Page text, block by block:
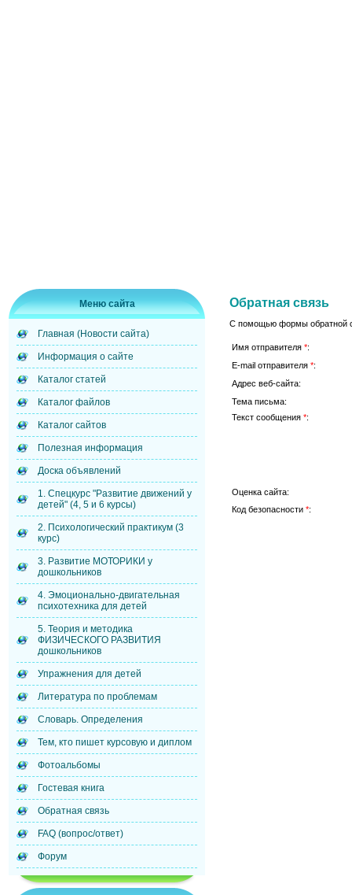
Меню сайта
Главная (Новости сайта)
Информация о сайте
Каталог статей
Каталог файлов
Каталог сайтов
Полезная информация
Доска объявлений
1. Спецкурс "Развитие движений у
детей" (4, 5 и 6 курсы)
2. Психологический практикум (3
курс)
3. Развитие МОТОРИКИ у
дошкольников
4. Эмоционально-двигательная
психотехника для детей
5. Теория и методика
ФИЗИЧЕСКОГО РАЗВИТИЯ
дошкольников
Упражнения для детей
Литература по проблемам
Словарь. Определения
Тем, кто пишет курсовую и диплом
Фотоальбомы
Гостевая книга
Обратная связь
FAQ (вопрос/ответ)
Форум
Обратная связь
С помощью формы обратной
Имя отправителя *:
E-mail отправителя *:
Адрес веб-сайта:
Тема письма:
Текст сообщения *:
Оценка сайта:
Код безопасности *: